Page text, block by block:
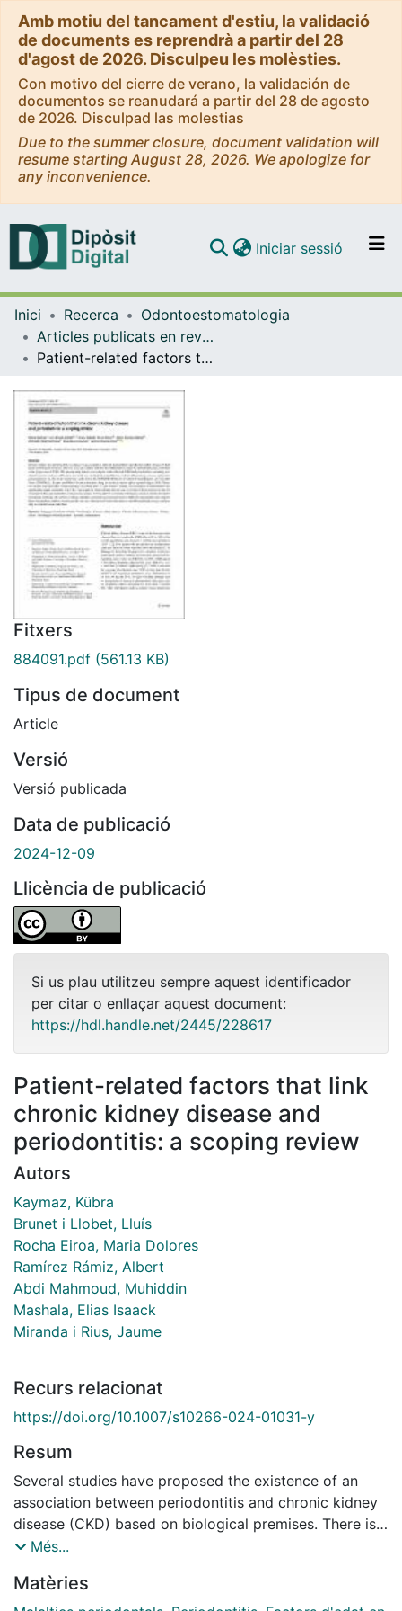
Amb motiu del tancament d'estiu, la validació
de documents es reprendrà a partir del 28
d'agost de 2026. Disculpeu les molèsties.
Con motivo del cierre de verano, la validación de
documentos se reanudará a partir del 28 de agosto
de 2026. Disculpad las molestias
Due to the summer closure, document validation will
resume starting August 28, 2026. We apologize for
any inconvenience.
Navega per tot el DD
Com publicar
Iniciar sessió (current)
Inici Recerca
Odontoestomatologia
Articles publicats en revistes (Odontoestomatologia)
Patient-related factors that link chronic kidney disease and periodontitis: a scoping review
Fitxers
884091.pdf (561.13 KB)
Tipus de document
Article
Versió
Versió publicada
Data de publicació
2024-12-09
Llicència de publicació
Si us plau utilitzeu sempre aquest identificador
per citar o enllaçar aquest document:
https://hdl.handle.net/2445/228617
Patient-related factors that link
chronic kidney disease and
periodontitis: a scoping review
Autors
Kaymaz, Kübra
Brunet i Llobet, Lluís
Rocha Eiroa, Maria Dolores
Ramírez Rámiz, Albert
Abdi Mahmoud, Muhiddin
Mashala, Elias Isaack
Miranda i Rius, Jaume
Recurs relacionat
https://doi.org/10.1007/s10266-024-01031-y
Resum
Several studies have proposed the existence of an
association between periodontitis and chronic kidney
disease (CKD) based on biological premises. There is
growing evidence that chronic inflammation caused by
CKD. The present study aimed to investigate studies
Més...
Matèries